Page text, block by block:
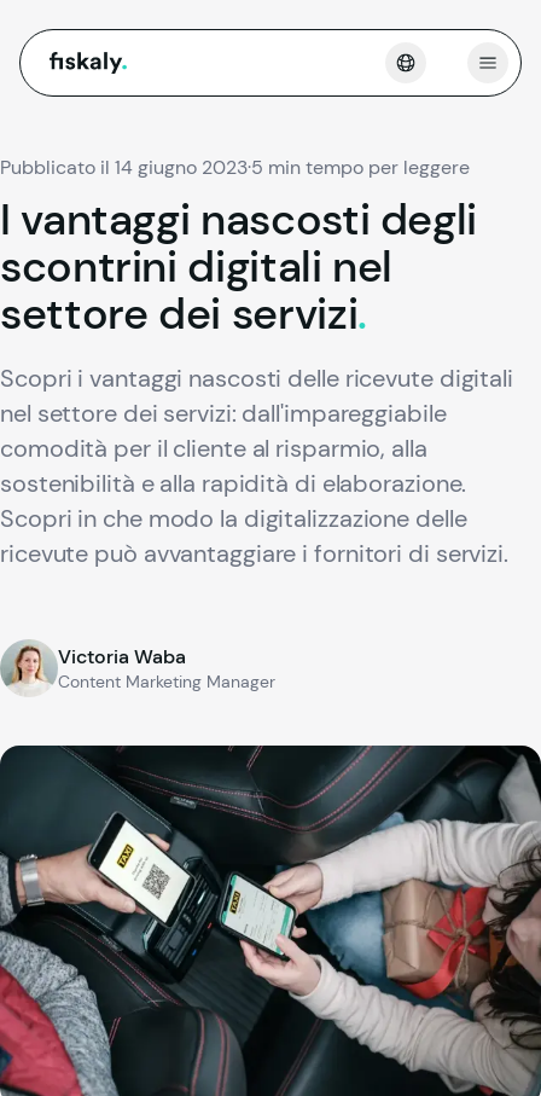
fiskaly. Apri
Pubblicato il 14 giugno 2023·5 min tempo per leggere
I vantaggi nascosti degli
scontrini digitali nel
settore dei servizi.
Scopri i vantaggi nascosti delle ricevute digitali
nel settore dei servizi: dall'impareggiabile
comodità per il cliente al risparmio, alla
sostenibilità e alla rapidità di elaborazione.
Scopri in che modo la digitalizzazione delle
ricevute può avvantaggiare i fornitori di servizi.
Victoria Waba
Content Marketing Manager